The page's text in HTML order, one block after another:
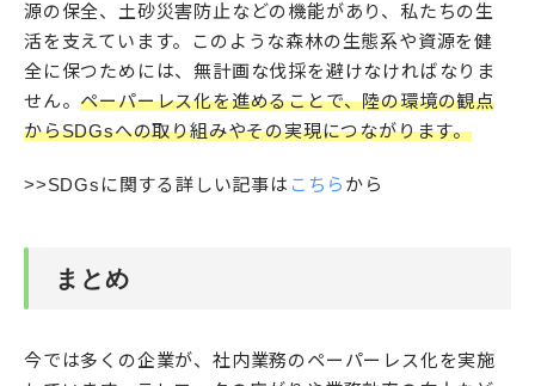
源の保全、土砂災害防止などの機能があり、私たちの生
活を支えています。このような森林の生態系や資源を健
全に保つためには、無計画な伐採を避けなければなりま
せん。ペーパーレス化を進めることで、陸の環境の観点
からSDGsへの取り組みやその実現につながります。
>>SDGsに関する詳しい記事は こちら から
まとめ
今では多くの企業が、社内業務のペーパーレス化を実施